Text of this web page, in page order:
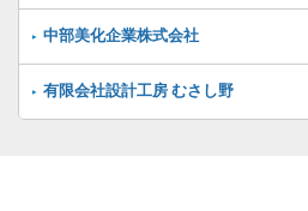
中部美化企業株式会社
有限会社設計工房 むさし野